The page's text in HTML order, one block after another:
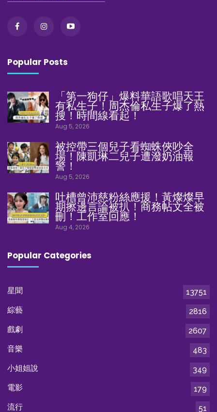
Popular Posts
「第一狗仔」爆料華語歌唱天王
有私生子！周杰倫私生子爆了熱
搜！時間線看起！
Aug 5, 2026
被控帶三個兒子看蜘蛛俠吵全
場！陳凱琳二兒子遭潑奶油報
警！
Aug 5, 2026
吐槽曾沛慈粉絲應援！黃燦燦早
期擦邊言論被扒！商務帖文全被
刪！工作室回應！
Aug 4, 2026
Popular Categories
星聞
13751
綜藝
2816
戲劇
2607
音樂
483
小姐姐說
349
電影
179
流行
51